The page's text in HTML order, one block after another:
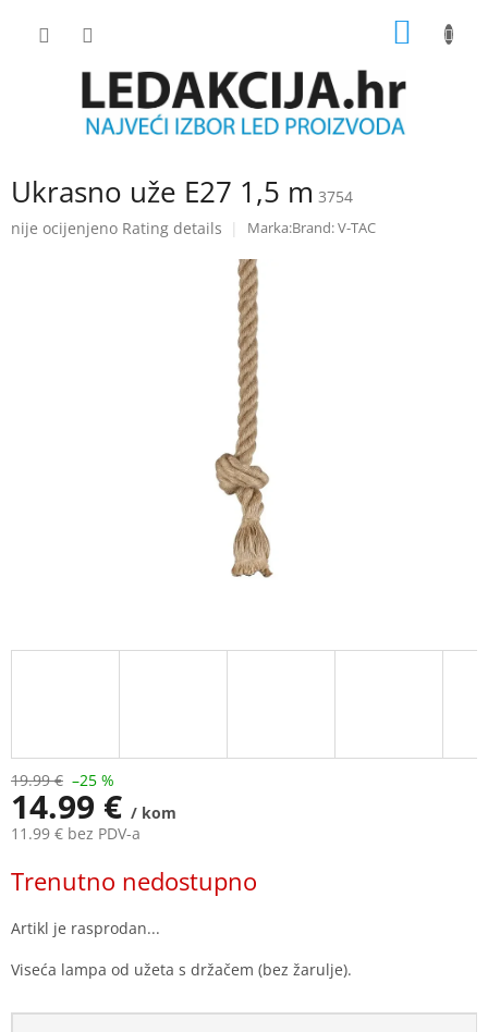
Ukrasno uže E27 1,5 m 3754
The
nije ocijenjeno Rating details Brand:V-TAC
19.99 € –25 %
14.99 € / kom
11.99 € bez PDV-a
price:
Trenutno nedostupno
Viseća lampa od užeta s držačem (bez žarulje).